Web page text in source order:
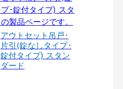
アウトセット吊戸･
片引(錠なしタイプ･
錠付タイプ) スタン
ダード